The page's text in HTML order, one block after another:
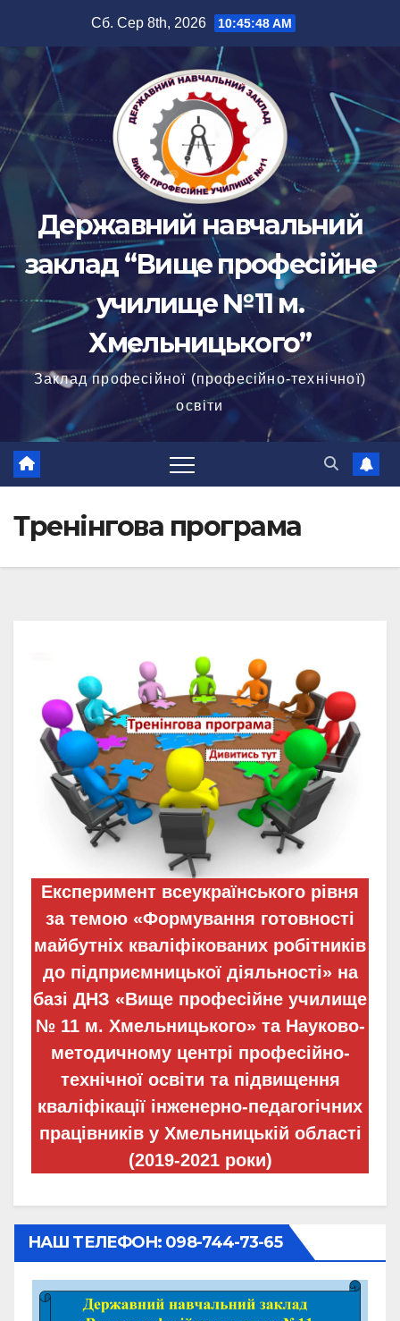
Сб. Сер 8th, 2026 10:45:48 AM
Державний навчальний
заклад “Вище професійне
училище №11 м.
Хмельницького”
Заклад професійної (професійно-технічної)
освіти
Тренінгова програма
Експеримент всеукраїнського рівня
за темою «Формування готовності
майбутніх кваліфікованих робітників
до підприємницької діяльності» на
базі ДНЗ «Вище професійне училище
№ 11 м. Хмельницького» та Науково-
методичному центрі професійно-
технічної освіти та підвищення
кваліфікації інженерно-педагогічних
працівників у Хмельницькій області
(2019-2021 роки)
НАШ ТЕЛЕФОН: 098-744-73-65